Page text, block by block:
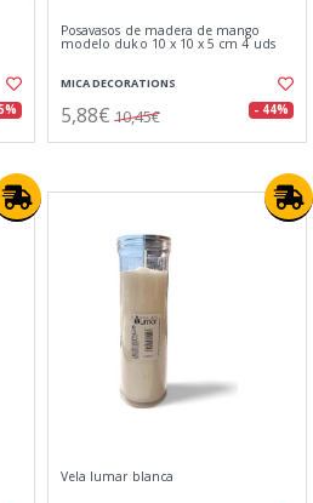
Posavasos de madera de mango
modelo duko 10 x 10 x 5 cm 4 uds
MICA DECORATIONS
5,88€ 10,45€ - 44%
Vela lumar blanca